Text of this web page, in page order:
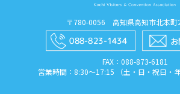
〒780-0056 高知県高知市北本町
FAX：088​-873​-6181
営業時間：8:30〜17:15 （土・日・祝日・